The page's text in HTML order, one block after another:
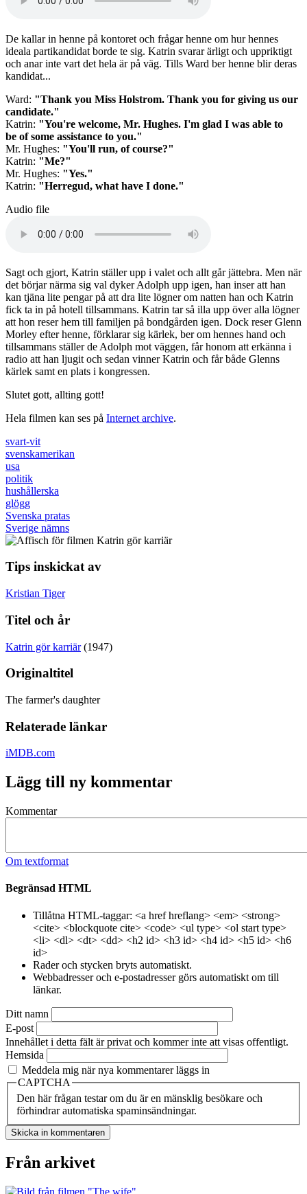
De kallar in henne på kontoret och frågar henne om hur hennes
ideala partikandidat borde te sig. Katrin svarar ärligt och uppriktigt
och anar inte vart det hela är på väg. Tills Ward ber henne blir deras
kandidat...
Ward: "Thank you Miss Holstrom. Thank you for giving us our
candidate."
Katrin: "You're welcome, Mr. Hughes. I'm glad I was able to
be of some assistance to you."
Mr. Hughes: "You'll run, of course?"
Katrin: "Me?"
Mr. Hughes: "Yes."
Katrin: "Herregud, what have I done."
Audio file
Sagt och gjort, Katrin ställer upp i valet och allt går jättebra. Men när
det börjar närma sig val dyker Adolph upp igen, han inser att han
kan tjäna lite pengar på att dra lite lögner om natten han och Katrin
fick ta in på hotell tillsammans. Katrin tar så illa upp över alla lögner
att hon reser hem till familjen på bondgården igen. Dock reser Glenn
Morley efter henne, förklarar sig kärlek, ber om hennes hand och
tillsammans ställer de Adolph mot väggen, får honom att erkänna i
radio att han ljugit och sedan vinner Katrin och får både Glenns
kärlek samt en plats i kongressen.
Slutet gott, allting gott!
Hela filmen kan ses på Internet archive.
svart-vit
svenskamerikan
usa
politik
hushållerska
glögg
Svenska pratas
Sverige nämns
Tips inskickat av
Kristian Tiger
Titel och år
Katrin gör karriär(1947)
Originaltitel
The farmer's daughter
Relaterade länkar
iMDB.com
Lägg till ny kommentar
Kommentar
Om textformat
Begränsad HTML
Tillåtna HTML-taggar: <a href hreflang> <em> <strong>
<cite> <blockquote cite> <code> <ul type> <ol start type>
<li> <dl> <dt> <dd> <h2 id> <h3 id> <h4 id> <h5 id> <h6
id>
Rader och stycken bryts automatiskt.
Webbadresser och e-postadresser görs automatiskt om till
länkar.
Ditt namn
E-post
Innehållet i detta fält är privat och kommer inte att visas offentligt.
Hemsida
Meddela mig när nya kommentarer läggs in
CAPTCHA
Den här frågan testar om du är en mänsklig besökare och
förhindrar automatiska spaminsändningar.
Från arkivet